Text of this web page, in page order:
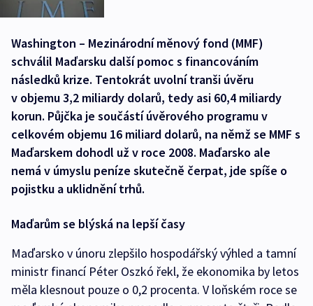
Washington – Mezinárodní měnový fond (MMF)
schválil Maďarsku další pomoc s financováním
následků krize. Tentokrát uvolní tranši úvěru
v objemu 3,2 miliardy dolarů, tedy asi 60,4 miliardy
korun. Půjčka je součástí úvěrového programu v
celkovém objemu 16 miliard dolarů, na němž se MMF s
Maďarskem dohodl už v roce 2008. Maďarsko ale
nemá v úmyslu peníze skutečně čerpat, jde spíše o
pojistku a uklidnění trhů.
Maďarům se blýská na lepší časy
Maďarsko v únoru zlepšilo hospodářský výhled a tamní
ministr financí Péter Oszkó řekl, že ekonomika by letos
měla klesnout pouze o 0,2 procenta. V loňském roce se